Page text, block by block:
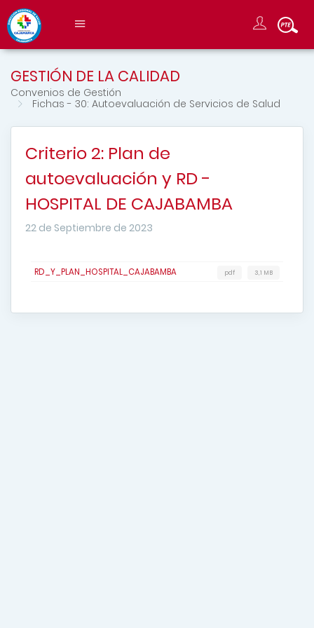
GESTIÓN DE LA CALIDAD
Convenios de Gestión
Fichas - 30: Autoevaluación de Servicios de Salud
Criterio 2: Plan de
autoevaluación y RD -
HOSPITAL DE CAJABAMBA
22 de Septiembre de 2023
RD_Y_PLAN_HOSPITAL_CAJABAMBA 3,1 MB
pdf